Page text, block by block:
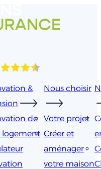
&
de
logement
Nous choisir
Votre projet
Créer et
aménager
votre maison